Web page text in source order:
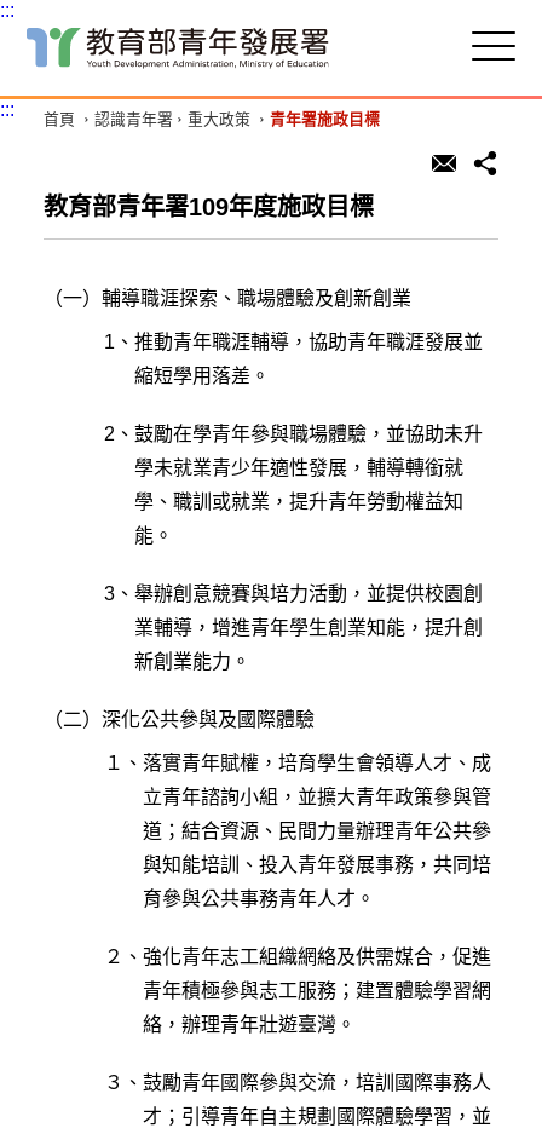
主
要
塊
:::
::: 首頁 認識青年署 重大政策 青年署施政目標
教育部青年署109年度施政目標
（一） 輔導職涯探索、職場體驗及創新創業
1、 推動青年職涯輔導，協助青年職涯發展並
縮短學用落差。
2、 鼓勵在學青年參與職場體驗，並協助未升
學未就業青少年適性發展，輔導轉銜就
學、職訓或就業，提升青年勞動權益知
能。
3、 舉辦創意競賽與培力活動，並提供校園創
業輔導，增進青年學生創業知能，提升創
新創業能力。
（二） 深化公共參與及國際體驗
１、 落實青年賦權，培育學生會領導人才、成
立青年諮詢小組，並擴大青年政策參與管
道；結合資源、民間力量辦理青年公共參
與知能培訓、投入青年發展事務，共同培
育參與公共事務青年人才。
２、 強化青年志工組織網絡及供需媒合，促進
青年積極參與志工服務；建置體驗學習網
絡，辦理青年壯遊臺灣。
３、 鼓勵青年國際參與交流，培訓國際事務人
才；引導青年自主規劃國際體驗學習，並